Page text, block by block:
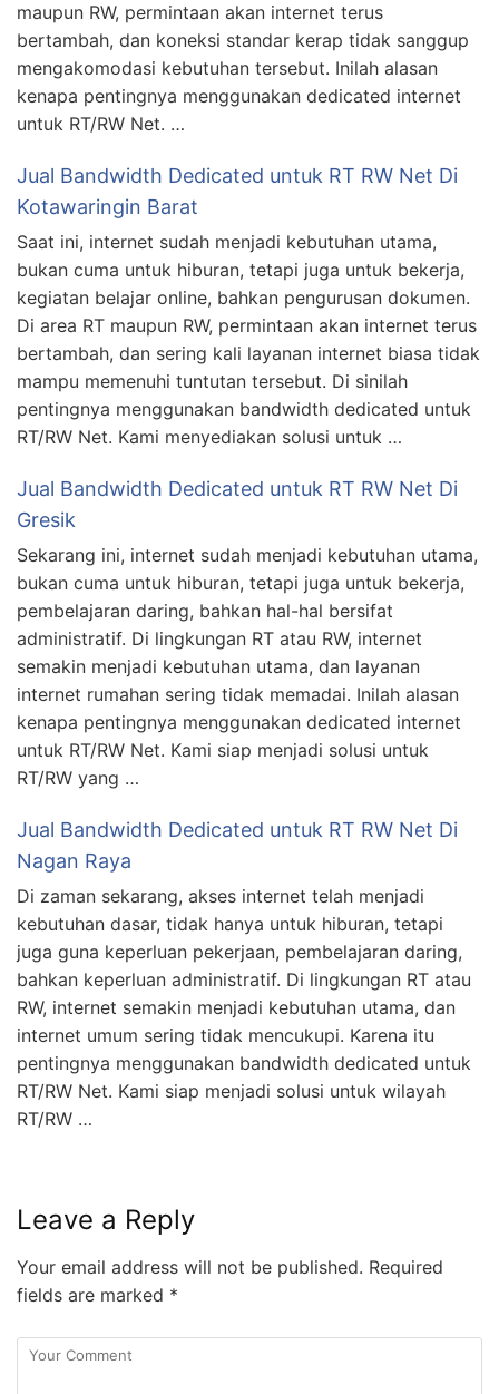
maupun RW, permintaan akan internet terus
bertambah, dan koneksi standar kerap tidak sanggup
mengakomodasi kebutuhan tersebut. Inilah alasan
kenapa pentingnya menggunakan dedicated internet
untuk RT/RW Net. …
Jual Bandwidth Dedicated untuk RT RW Net Di
Kotawaringin Barat
Saat ini, internet sudah menjadi kebutuhan utama,
bukan cuma untuk hiburan, tetapi juga untuk bekerja,
kegiatan belajar online, bahkan pengurusan dokumen.
Di area RT maupun RW, permintaan akan internet terus
bertambah, dan sering kali layanan internet biasa tidak
mampu memenuhi tuntutan tersebut. Di sinilah
pentingnya menggunakan bandwidth dedicated untuk
RT/RW Net. Kami menyediakan solusi untuk …
Jual Bandwidth Dedicated untuk RT RW Net Di
Gresik
Sekarang ini, internet sudah menjadi kebutuhan utama,
bukan cuma untuk hiburan, tetapi juga untuk bekerja,
pembelajaran daring, bahkan hal-hal bersifat
administratif. Di lingkungan RT atau RW, internet
semakin menjadi kebutuhan utama, dan layanan
internet rumahan sering tidak memadai. Inilah alasan
kenapa pentingnya menggunakan dedicated internet
untuk RT/RW Net. Kami siap menjadi solusi untuk
RT/RW yang …
Jual Bandwidth Dedicated untuk RT RW Net Di
Nagan Raya
Di zaman sekarang, akses internet telah menjadi
kebutuhan dasar, tidak hanya untuk hiburan, tetapi
juga guna keperluan pekerjaan, pembelajaran daring,
bahkan keperluan administratif. Di lingkungan RT atau
RW, internet semakin menjadi kebutuhan utama, dan
internet umum sering tidak mencukupi. Karena itu
pentingnya menggunakan bandwidth dedicated untuk
RT/RW Net. Kami siap menjadi solusi untuk wilayah
RT/RW …
Leave a Reply
Your email address will not be published. Required
fields are marked *